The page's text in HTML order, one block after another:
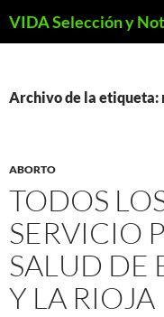
VIDA Selección y
Archivo de la etiqueta:
ABORTO
TODOS
SERVICIO
SALUD DE
Y LA RIOJA